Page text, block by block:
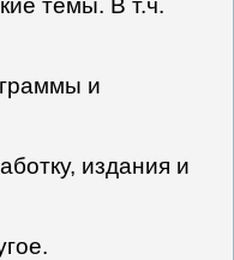
темы. В т.ч.
и
издания и